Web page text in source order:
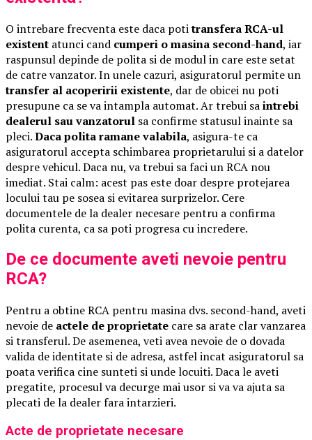
O intrebare frecventa este daca potitransfera RCA-ul
existent atunci cand cumperi o masina second-hand, iar
raspunsul depinde de polita si de modul in care este setat
de catre vanzator. In unele cazuri, asiguratorul permite un
transfer al acoperirii existente, dar de obicei nu poti
presupune ca se va intampla automat. Ar trebui saintrebi
dealerul sau vanzatorul sa confirme statusul inainte sa
pleci.Daca polita ramane valabila, asigura-te ca
asiguratorul accepta schimbarea proprietarului si a datelor
despre vehicul. Daca nu, va trebui sa faci un RCA nou
imediat. Stai calm: acest pas este doar despre protejarea
locului tau pe sosea si evitarea surprizelor. Cere
documentele de la dealer necesare pentru a confirma
polita curenta, ca sa poti progresa cu incredere.
De ce documente aveti nevoie pentru
RCA?
Pentru a obtine RCA pentru masina dvs. second-hand, aveti
nevoie de actele de proprietate care sa arate clar vanzarea
si transferul. De asemenea, veti avea nevoie de o dovada
valida de identitate si de adresa, astfel incat asiguratorul sa
poata verifica cine sunteti si unde locuiti. Daca le aveti
pregatite, procesul va decurge mai usor si va va ajuta sa
plecati de la dealer fara intarzieri.
Acte de proprietate necesare